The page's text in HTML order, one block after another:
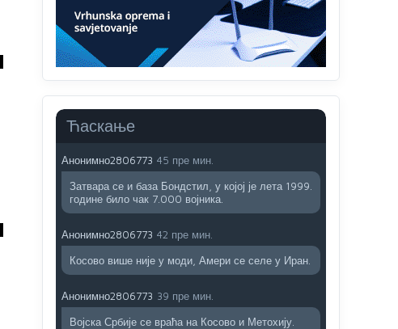
Ћаскање
Možete sebi umisliti da je i Kosovo dio Srbije al
nije...probajte ući bez
pasosa.Takoirs.Umislili
ste da ste nebeski narod
АМЕРИКАНЦИ ДО КРАЈА ГОДИНЕ ОДЛАЗЕ СА
КОСОВА
Анонимно2806773 45 пре мин.
Затвара се и база Бондстил, у којој је лета 1999.
године било чак 7.000 војника.
Анонимно2806773 42 пре мин.
Косово више није у моди, Амери се селе у Иран.
Анонимно2806773 39 пре мин.
Војска Србије се враћа на Косово и Метохију.